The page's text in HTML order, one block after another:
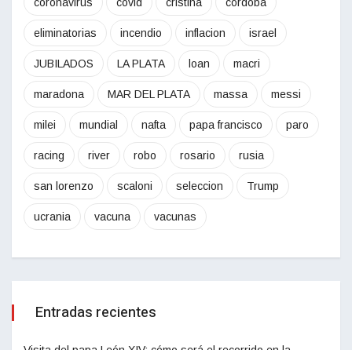
eliminatorias incendio inflacion israel
JUBILADOS LA PLATA loan macri
maradona MAR DEL PLATA massa messi
milei mundial nafta papa francisco paro
racing river robo rosario rusia
san lorenzo scaloni seleccion Trump
ucrania vacuna vacunas
Entradas recientes